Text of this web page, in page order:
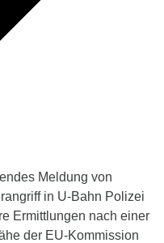
Meldung von
in U-Bahn Polizei
Ermittlungen nach einer
der EU-Kommission